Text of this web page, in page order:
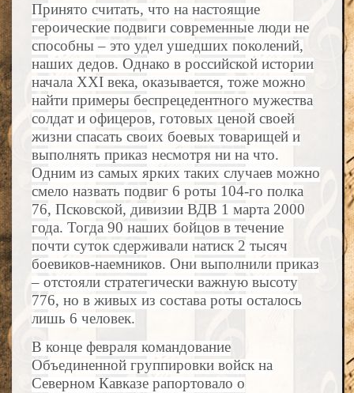
Принято считать, что на настоящие
героические подвиги современные люди не
способны – это удел ушедших поколений,
наших дедов. Однако в российской истории
начала XXI века, оказывается, тоже можно
найти примеры беспрецедентного мужества
солдат и офицеров, готовых ценой своей
жизни спасать своих боевых товарищей и
выполнять приказ несмотря ни на что.
Одним из самых ярких таких случаев можно
смело назвать подвиг 6 роты 104-го полка
76, Псковской, дивизии ВДВ 1 марта 2000
года. Тогда 90 наших бойцов в течение
почти суток сдерживали натиск 2 тысяч
боевиков-наемников. Они выполнили приказ
– отстояли стратегически важную высоту
776, но в живых из состава роты осталось
лишь 6 человек.
В конце февраля командование
Объединенной группировки войск на
Северном Кавказе рапортовало о